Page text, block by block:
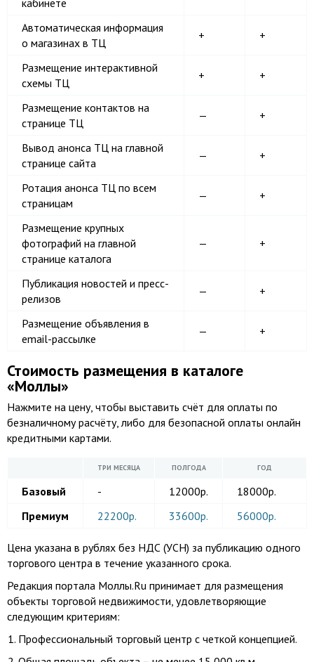
кабинете
Автоматическая информация
о магазинах в ТЦ
+ +
Размещение интерактивной
схемы ТЦ
+ +
Размещение контактов на
странице ТЦ
— +
Вывод анонса ТЦ на главной
странице сайта
— +
Ротация анонса ТЦ по всем
страницам
— +
Размещение крупных
фотографий на главной
странице каталога
— +
Публикация новостей и пресс-
релизов
— +
Размещение объявления в
email-рассылке
— +
Стоимость размещения в каталоге
«Моллы»
Нажмите на цену, чтобы выставить счёт для оплаты по
безналичному расчёту, либо для безопасной оплаты онлайн
кредитными картами.
ТРИ МЕСЯЦА ПОЛГОДА ГОД
Базовый - 12000р.
18000р.
Премиум
22200р. 33600р. 56000р.
Цена указана в рублях без НДС (УСН) за публикацию одного
торгового центра в течение указанного срока.
Редакция портала Моллы.Ru принимает для размещения
объекты торговой недвижимости, удовлетворяющие
следующим критериям:
Профессиональный торговый центр с четкой концепцией.